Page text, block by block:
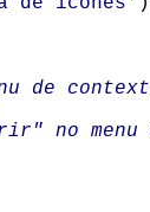
de
no menu